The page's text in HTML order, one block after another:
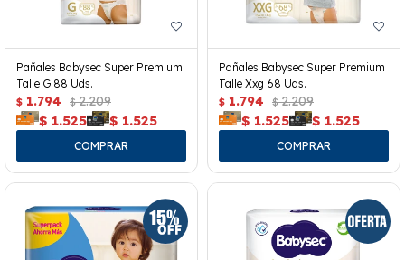
Pañales Babysec Super Premium
Talle G 88 Uds.
$ 1.794 $ 2.209
$ 1.525 $ 1.525
Pañales Babysec Super Premium
Talle Xxg 68 Uds.
$ 1.794 $ 2.209
$ 1.525 $ 1.525